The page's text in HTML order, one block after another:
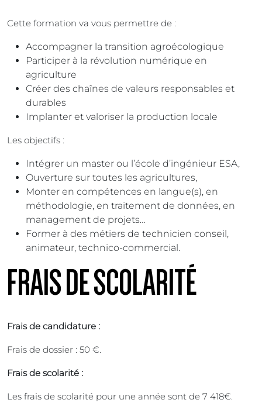
Cette formation va vous permettre de :
Accompagner la transition agroécologique
Participer à la révolution numérique en
agriculture
Créer des chaînes de valeurs responsables et
durables
Implanter et valoriser la production locale
Les objectifs :
Intégrer un master ou l’école d’ingénieur ESA,
Ouverture sur toutes les agricultures,
Monter en compétences en langue(s), en
méthodologie, en traitement de données, en
management de projets…
Former à des métiers de technicien conseil,
animateur, technico-commercial.
FRAIS DE SCOLARITÉ
Frais de candidature :
Frais de dossier : 50 €.
Frais de scolarité :
Les frais de scolarité pour une année sont de 7 418€.